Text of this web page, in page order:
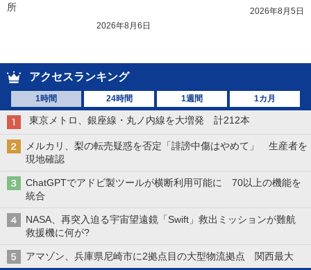
所
2026年8月6日
2026年8月5日
アクセスランキング
1時間 24時間 1週間 1カ月
東京メトロ、銀座線・丸ノ内線を大増発 計212本
メルカリ、梨の転売疑惑を否定「誹謗中傷はやめて」 生産者を
現地確認
ChatGPTでアドビ製ツールが横断利用可能に 70以上の機能を
統合
NASA、再突入迫る宇宙望遠鏡「Swift」救出ミッションが難航
救援機に何が?
アマゾン、兵庫県尼崎市に2拠点目の大型物流拠点 関西最大